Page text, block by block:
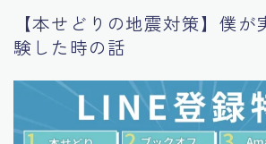
【本せどりの地震対策】僕
験した時の話